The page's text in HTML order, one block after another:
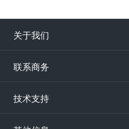
关于我们
联系商务
技术支持